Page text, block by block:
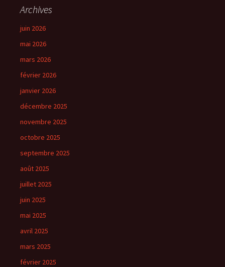
Archives
juin 2026
mai 2026
mars 2026
février 2026
janvier 2026
décembre 2025
novembre 2025
octobre 2025
septembre 2025
août 2025
juillet 2025
juin 2025
mai 2025
avril 2025
mars 2025
février 2025